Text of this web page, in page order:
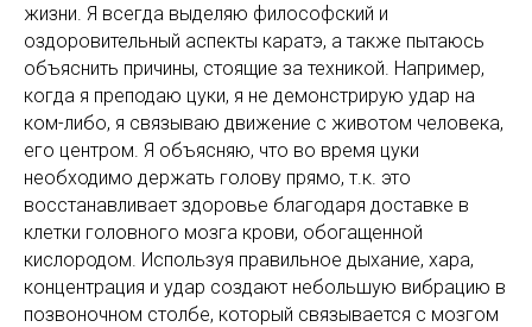
жизни. Я всегда выделяю философский и
оздоровительный аспекты каратэ, а также пытаюсь
объяснить причины, стоящие за техникой. Например,
когда я преподаю цуки, я не демонстрирую удар на
ком-либо, я связываю движение с животом человека,
его центром. Я объясняю, что во время цуки
необходимо держать голову прямо, т.к. это
восстанавливает здоровье благодаря доставке в
клетки головного мозга крови, обогащенной
кислородом. Используя правильное дыхание, хара,
концентрация и удар создают небольшую вибрацию в
позвоночном столбе, который связывается с мозгом